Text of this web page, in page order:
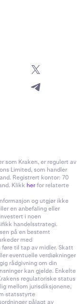
som Kraken, er regulert av
Limited, som handler
Registrert kontor: 70
Klikk herfor relaterte
og utgjør ikke
en anbefaling eller
i noen
handelsstrategi.
på en bestemt
med
til tap av midler. Skatt
eventuelle verdiøkninger
rådgivning om din
kan gjelde. Enkelte
regulatoriske status
mellom jurisdiksjonene,
statsstyrte
pålagt av